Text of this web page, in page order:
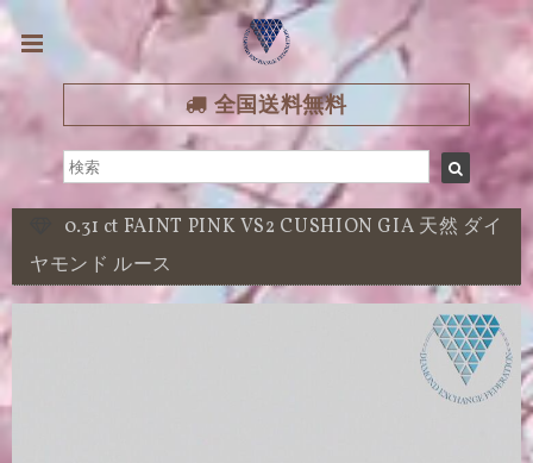
全国送料無料
0.31 ct FAINT PINK VS2 CUSHION GIA 天然 ダイ
ヤモンド ルース